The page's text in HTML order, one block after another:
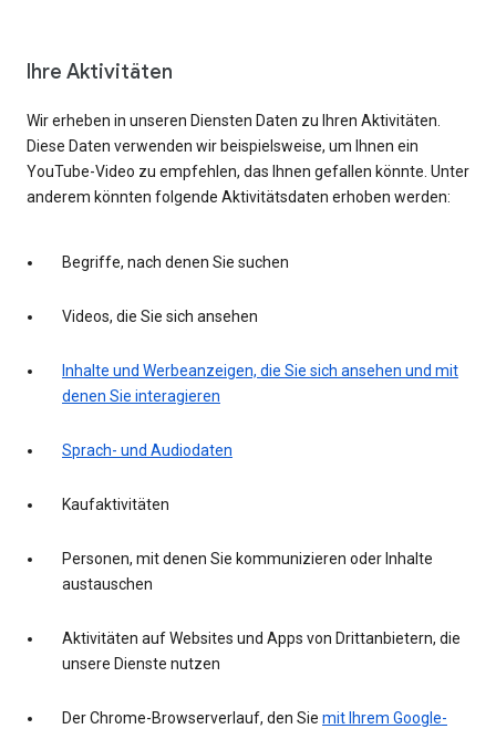
Ihre Aktivitäten
Wir erheben in unseren Diensten Daten zu Ihren Aktivitäten.
Diese Daten verwenden wir beispielsweise, um Ihnen ein
YouTube-Video zu empfehlen, das Ihnen gefallen könnte. Unter
anderem könnten folgende Aktivitätsdaten erhoben werden:
Begriffe, nach denen Sie suchen
Videos, die Sie sich ansehen
Inhalte und Werbeanzeigen, die Sie sich ansehen und mit
denen Sie interagieren
Sprach- und Audiodaten
Kaufaktivitäten
Personen, mit denen Sie kommunizieren oder Inhalte
austauschen
Aktivitäten auf Websites und Apps von Drittanbietern, die
unsere Dienste nutzen
Der Chrome-Browserverlauf, den Sie mit Ihrem Google-